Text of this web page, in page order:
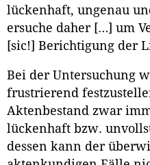
lückenhaft, ungenau
ersuche daher […] um
[sic!] Berichtigung der
Bei der Untersuchung
frustrierend
Aktenbestand zwar
lückenhaft bzw.
dessen kann der